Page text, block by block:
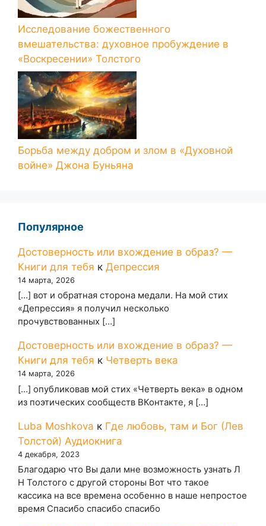
Исследование божественного
вмешательства: духовное пробуждение в
«Воскресении» Толстого
Борьба между добром и злом в «Духовной
войне» Джона Буньяна
Популярное
Достоверность или вхождение в образ? —
Книги для тебя к Депрессия
14 марта, 2026
[…] вот и обратная сторона медали. На мой стих
«Депрессия» я получил несколько
прочувствованных […]
Достоверность или вхождение в образ? —
Книги для тебя к Четверть века
14 марта, 2026
[…] опубликовав мой стих «Четверть века» в одном
из поэтических сообществ ВКонтакте, я […]
Luba Moshkova к Где любовь, там и Бог (Лев
Толстой) Аудиокнига
4 декабря, 2023
Благодарю что Вы дали мне возможность узнать Л
Н Толстого с другой стороны Вот что такое
кассика на все времена особенно в наше непростое
время Спасибо спасибо спасибо